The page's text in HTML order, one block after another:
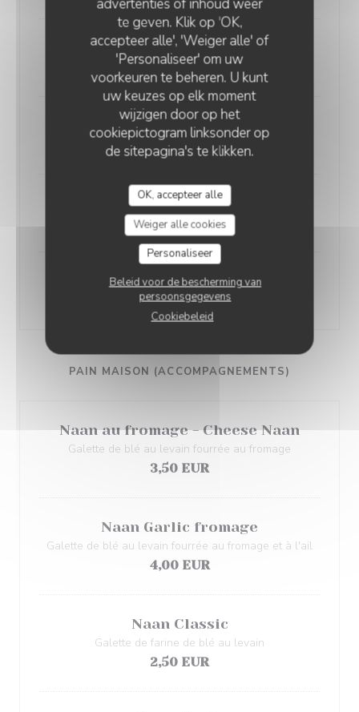
advertenties of inhoud weer
te geven. Klik op 'OK,
accepteer alle', 'Weiger alle' of
'Personaliseer' om uw
voorkeuren te beheren. U kunt
uw keuzes op elk moment
wijzigen door op het
cookiepictogram linksonder op
de sitepagina's te klikken.
OK, accepteer alle
Weiger alle cookies
Personaliseer
Beleid voor de bescherming van
persoonsgegevens
Cookiebeleid
Biryani de crevettes
17,00 EUR
Biryani de gigot d'agneau
18,00 EUR
Mixed Biryani Om Shiva
19,90 EUR
Biryani de Gambas entières
25,00 EUR
PAIN MAISON (ACCOMPAGNEMENTS)
Naan au fromage - Cheese Naan
Galette de blé au levain fourrée au fromage
3,50 EUR
Naan Garlic fromage
Galette de blé au levain fourrée au fromage et à l'ail
4,00 EUR
Naan Classic
Galette de farine de blé au levain
2,50 EUR